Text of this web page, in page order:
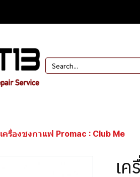
เครื่องชงกาแฟ Promac : Club Me
เ